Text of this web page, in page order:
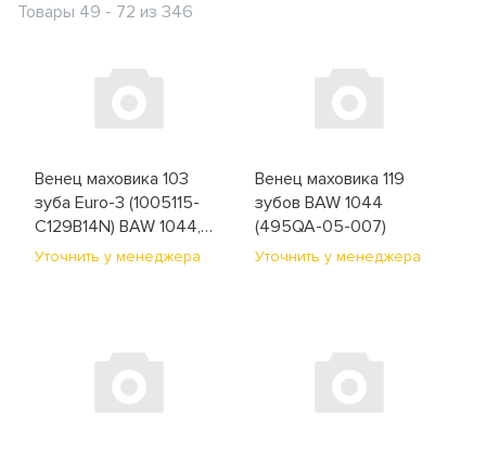
Двигатель
Мосты
Отопитель и стеклоочиститель
Товары 49 - 72 из 346
Венец маховика 103
зуба Euro-3 (1005115-
C129B14N) BAW 1044,
1065, FAW 1041, 1051
Уточнить у менеджера
Венец маховика 119
зубов BAW 1044
(495QA-05-007)
Уточнить у менеджера